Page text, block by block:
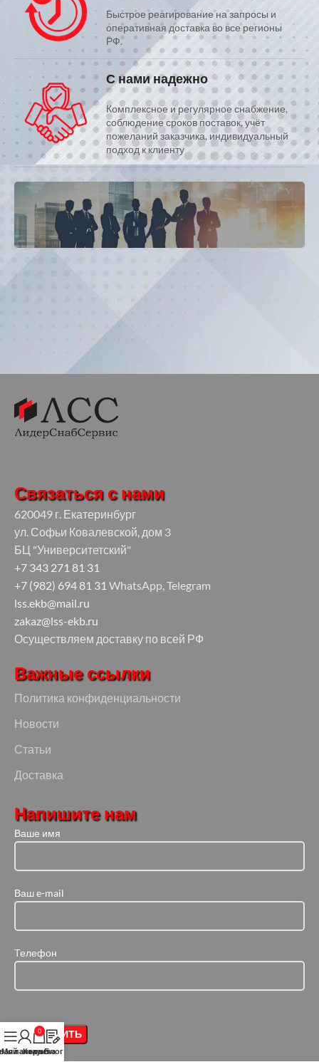
Быстрое реагирование на запросы и
оперативная доставка во все регионы
РФ.
С нами надежно
Комплексное и регулярное снабжение,
соблюдение сроков поставок, учёт
пожеланий заказчика, индивидуальный
подход к клиенту
Связаться с нами
620049 г. Екатеринбург
ул. Софьи Ковалевской, дом 3
БЦ "Университетский"
+7 343 271 81 31
+7 (982) 694 81 31 WhatsApp, Telegram
lss.ekb@mail.ru
zakaz@lss-ekb.ru
Осуществляем доставку по всей РФ
Важные ссылки
Политика конфиденциальности
Новости
Статьи
Доставка
Напишите нам
Ваше имя
Ваш e-mail
Телефон
панель
Мой аккаунт
0
Корзина
Блог